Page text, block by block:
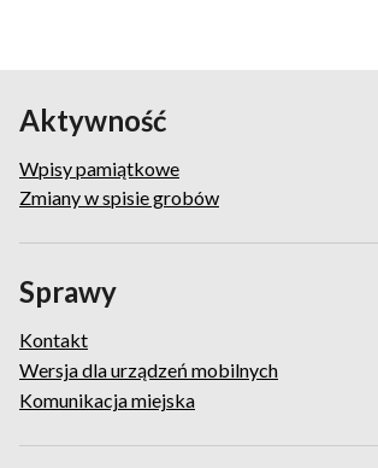
Aktywność
Wpisy pamiątkowe
Zmiany w spisie grobów
Sprawy
Kontakt
Wersja dla urządzeń mobilnych
Komunikacja miejska